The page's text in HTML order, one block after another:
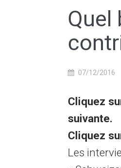
Quel
07/12/2016
Cliquez
suivante.
Cliquez
Les